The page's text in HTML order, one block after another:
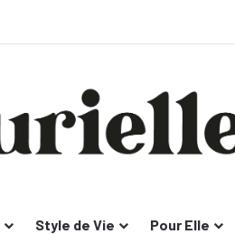
Style de Vie Pour Elle